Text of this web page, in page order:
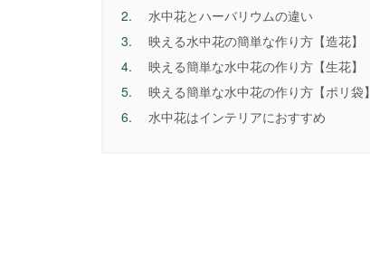
2.
水中花とハーバリウムの違い
3.
映える水中花の簡単な作り方【造花】
4.
映える簡単な水中花の作り方【生花】
5.
映える簡単な水中花の作り方【ポリ袋】
6.
水中花はインテリアにおすすめ